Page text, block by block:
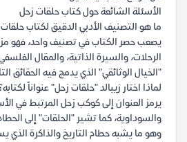
الأسئلة الشائعة حول كتاب حلقات زحل
ما هو التصنيف الأدبي الدقيق لكتاب
يصعب حصر الكتاب في تصنيف واحد، فهو
الرحلات، والسيرة الذاتية، والمقال
"الخيال الوثائقي" الذي يدمج فيه الحقائق
لماذا اختار زيبالد "حلقات زحل" عنواناً
يرمز العنوان إلى كوكب زحل المرتبط في
والسوداوية، كما تشير "الحلقات" إلى
وهو ما يشبه حطام التاريخ والذاكرة الذي